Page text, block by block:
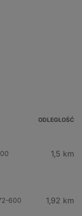
ODLEGŁOŚĆ
1,5 km
600
1,92 km